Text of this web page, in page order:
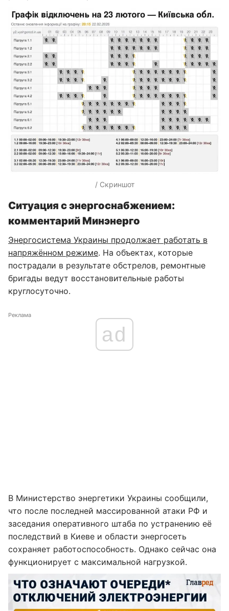
/ Скриншот
Ситуация с энергоснабжением:
комментарий Минэнерго
Энергосистема Украины продолжает работать в
напряжённом режиме. На объектах, которые
пострадали в результате обстрелов, ремонтные
бригады ведут восстановительные работы
круглосуточно.
Реклама
ad
В Министерство энергетики Украины сообщили,
что после последней массированной атаки РФ и
заседания оперативного штаба по устранению её
последствий в Киеве и области энергосеть
сохраняет работоспособность. Однако сейчас она
функционирует с максимальной нагрузкой.